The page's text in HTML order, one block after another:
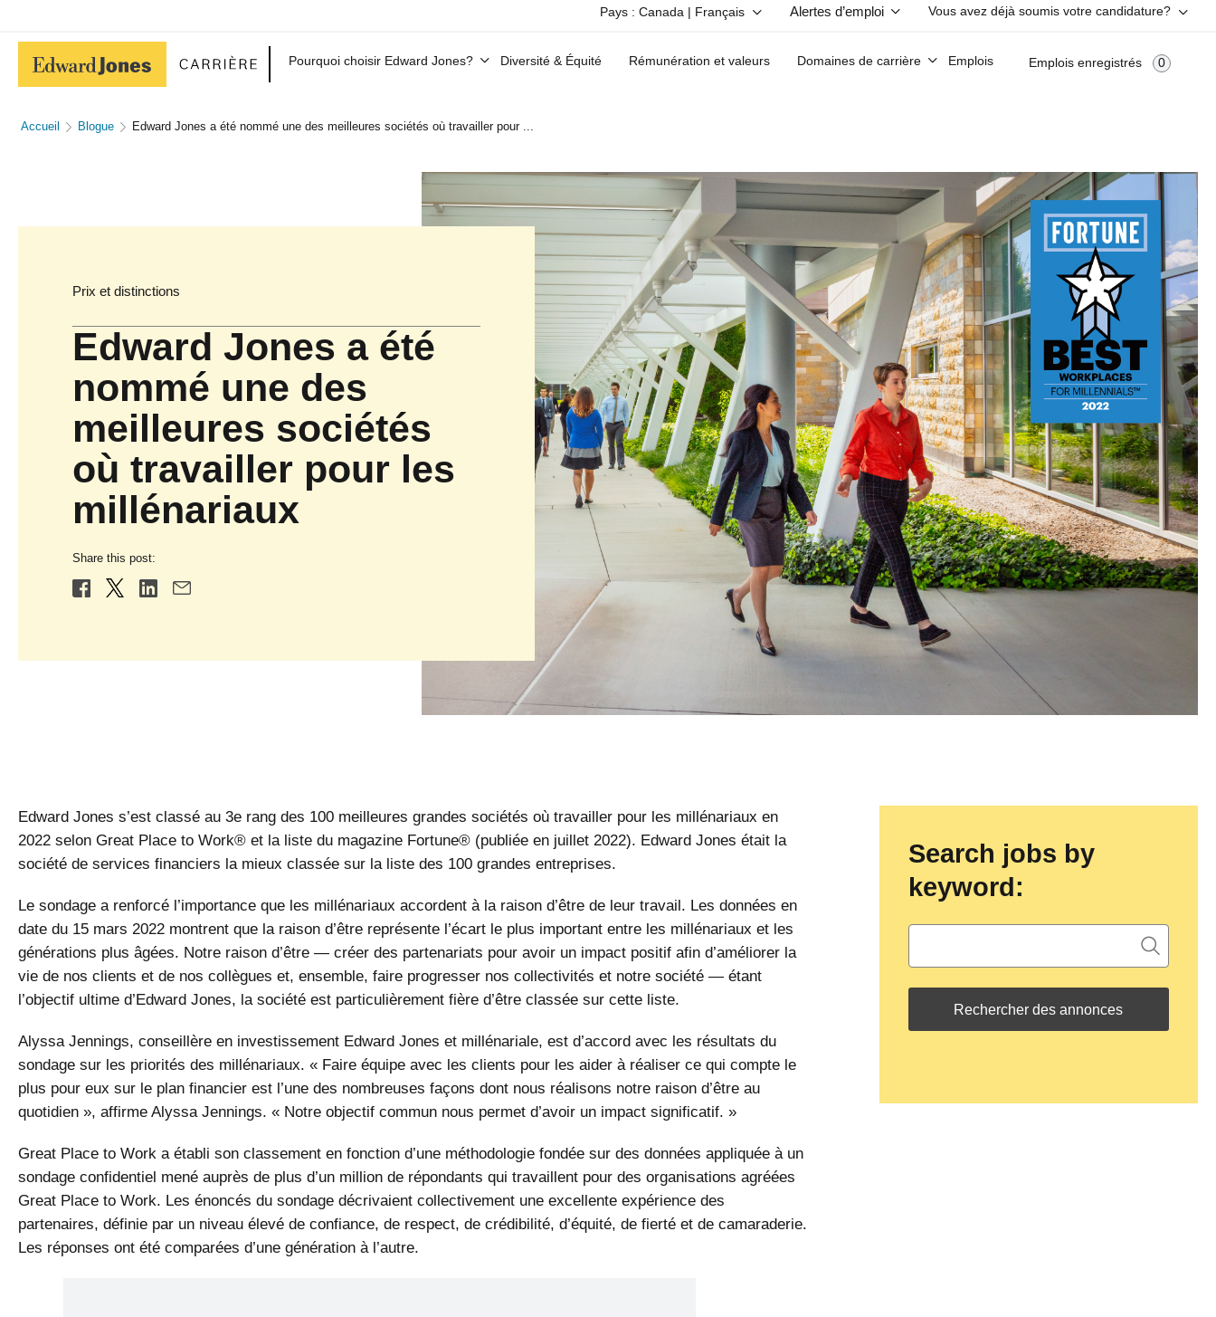
Pays : Canada | Français Alertes d’emploi Vous avez déjà soumis votre candidature?
Pourquoi choisir Edward Jones? Diversité & Équité Rémunération et valeurs Domaines de carrière Emplois Emplois enregistrés 0
Accueil Blogue Edward Jones a été nommé une des meilleures sociétés où travailler pour ...
Prix et distinctions
Edward Jones a été
nommé une des
meilleures sociétés
où travailler pour les
millénariaux
Share this post:
Edward Jones s’est classé au 3e rang des 100 meilleures grandes sociétés où travailler pour les millénariaux en
2022 selon Great Place to Work® et la liste du magazine Fortune® (publiée en juillet 2022). Edward Jones était la
société de services financiers la mieux classée sur la liste des 100 grandes entreprises.
Le sondage a renforcé l’importance que les millénariaux accordent à la raison d’être de leur travail. Les données en
date du 15 mars 2022 montrent que la raison d’être représente l’écart le plus important entre les millénariaux et les
générations plus âgées. Notre raison d’être — créer des partenariats pour avoir un impact positif afin d’améliorer la
vie de nos clients et de nos collègues et, ensemble, faire progresser nos collectivités et notre société — étant
l’objectif ultime d’Edward Jones, la société est particulièrement fière d’être classée sur cette liste.
Alyssa Jennings, conseillère en investissement Edward Jones et millénariale, est d’accord avec les résultats du
sondage sur les priorités des millénariaux. « Faire équipe avec les clients pour les aider à réaliser ce qui compte le
plus pour eux sur le plan financier est l’une des nombreuses façons dont nous réalisons notre raison d’être au
quotidien », affirme Alyssa Jennings. « Notre objectif commun nous permet d’avoir un impact significatif. »
Great Place to Work a établi son classement en fonction d’une méthodologie fondée sur des données appliquée à un
sondage confidentiel mené auprès de plus d’un million de répondants qui travaillent pour des organisations agréées
Great Place to Work. Les énoncés du sondage décrivaient collectivement une excellente expérience des
partenaires, définie par un niveau élevé de confiance, de respect, de crédibilité, d’équité, de fierté et de camaraderie.
Les réponses ont été comparées d’une génération à l’autre.
Search jobs by
keyword: